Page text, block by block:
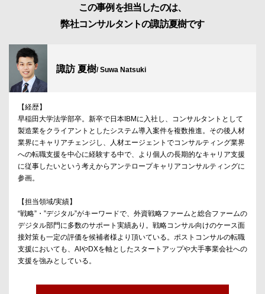
この事例を担当したのは、
弊社コンサルタントの諏訪夏樹です
諏訪 夏樹/ Suwa Natsuki
【経歴】
早稲田大学法学部卒。新卒で日本IBMに入社し、コンサルタントとして
製造業をクライアントとしたシステム導入案件を複数推進。その後人材
業界にキャリアチェンジし、人材エージェントでコンサルティング業界
への転職支援を中心に経験する中で、より個人の長期的なキャリア支援
に従事したいという考えからアンテロープキャリアコンサルティングに
参画。
【担当領域/実績】
“戦略”・”デジタル”がキーワードで、外資戦略ファームと総合ファームの
デジタル部門に多数のサポート実績あり。戦略コンサル向けのケース面
接対策も一定の評価を候補者様より頂いている。ポストコンサルの転職
支援においても、AIやDXを軸としたスタートアップや大手事業会社への
支援を強みとしている。